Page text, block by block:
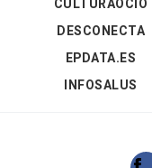
CULTURAOCIO
DESCONECTA
EPDATA.ES
INFOSALUS